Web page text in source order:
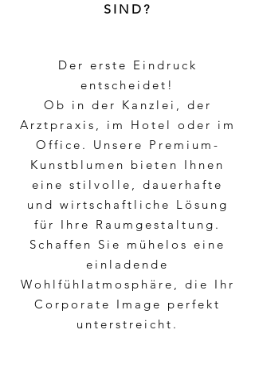
SIND?
Der erste Eindruck
entscheidet!
Ob in der Kanzlei, der
Arztpraxis, im Hotel oder im
Office. Unsere Premium-
Kunstblumen bieten Ihnen
eine stilvolle, dauerhafte
und wirtschaftliche Lösung
für Ihre Raumgestaltung.
Schaffen Sie mühelos eine
einladende
Wohlfühlatmosphäre, die Ihr
Corporate Image perfekt
unterstreicht.